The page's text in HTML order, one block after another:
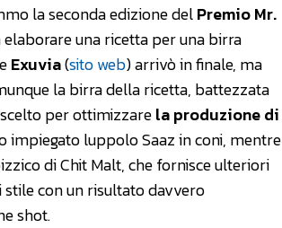
la seconda edizione delPremio Mr.
una ricetta per una birra
Exuvia(sito web) arrivò in finale, ma
la birra della ricetta, battezzata
scelto per ottimizzarela produzione di
impiegato luppolo Saaz in coni, mentre
di Chit Malt, che fornisce ulteriori
con un risultato davvero
shot.